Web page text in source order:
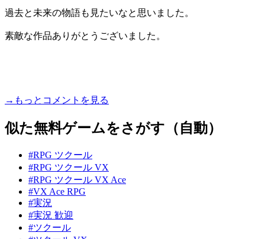
過去と未来の物語も見たいなと思いました。
素敵な作品ありがとうございました。
→もっとコメントを見る
似た無料ゲームをさがす（自動）
#RPG ツクール
#RPG ツクール VX
#RPG ツクール VX Ace
#VX Ace RPG
#実況
#実況 歓迎
#ツクール